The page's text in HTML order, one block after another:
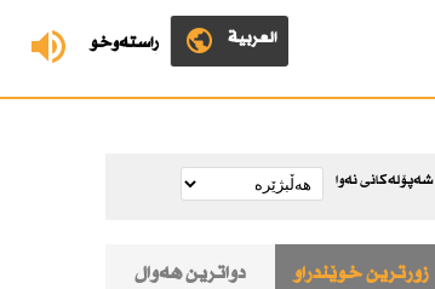
ڕاستەوخۆ العربية
شەپۆلەکانی نەوا
زۆرترین خوێندراو دواترین هەواڵ